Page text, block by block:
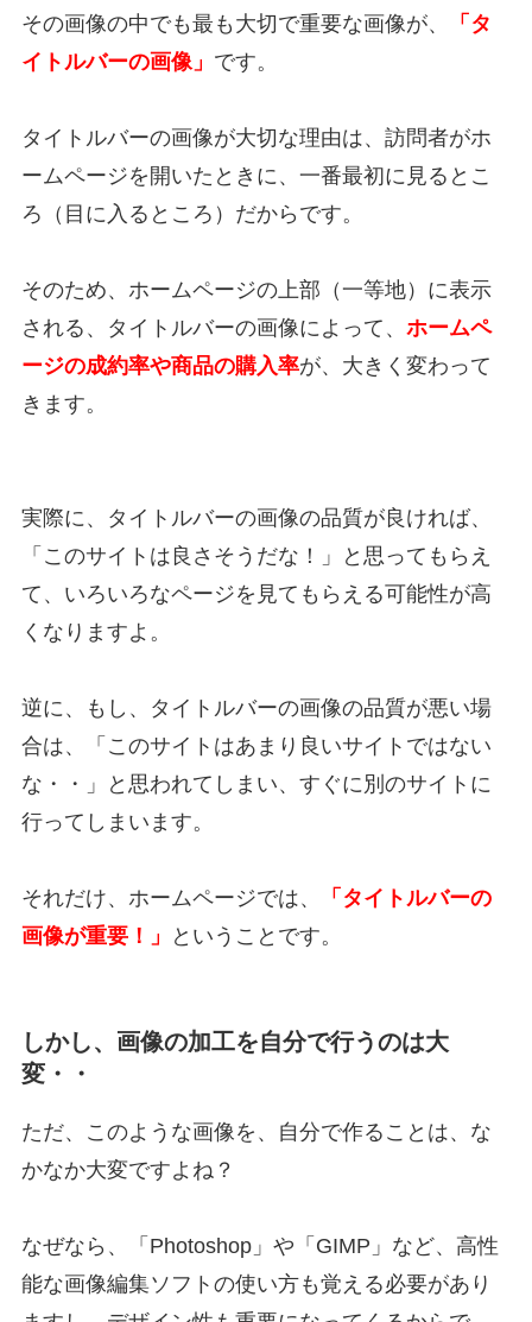
その画像の中でも最も大切で重要な画像が、
「タ
イトルバーの画像」 です。
タイトルバーの画像が大切な理由は、訪問者がホ
ームページを開いたときに、一番最初に見るとこ
ろ（目に入るところ）だからです。
そのため、ホームページの上部（一等地）に表示
される、タイトルバーの画像によって、 ホームペ
ージの成約率や商品の購入率が、大きく変わって
きます。
実際に、タイトルバーの画像の品質が良ければ、
「このサイトは良さそうだな！」と思ってもらえ
て、いろいろなページを見てもらえる可能性が高
くなりますよ。
逆に、もし、タイトルバーの画像の品質が悪い場
合は、「このサイトはあまり良いサイトではない
な・・」と思われてしまい、すぐに別のサイトに
行ってしまいます。
それだけ、ホームページでは、
「タイトルバーの
画像が重要！」
ということです。
しかし、画像の加工を自分で行うのは大
変・・
ただ、このような画像を、自分で作ることは、な
かなか大変ですよね？
なぜなら、「Photoshop」や「GIMP」など、高性
能な画像編集ソフトの使い方も覚える必要があり